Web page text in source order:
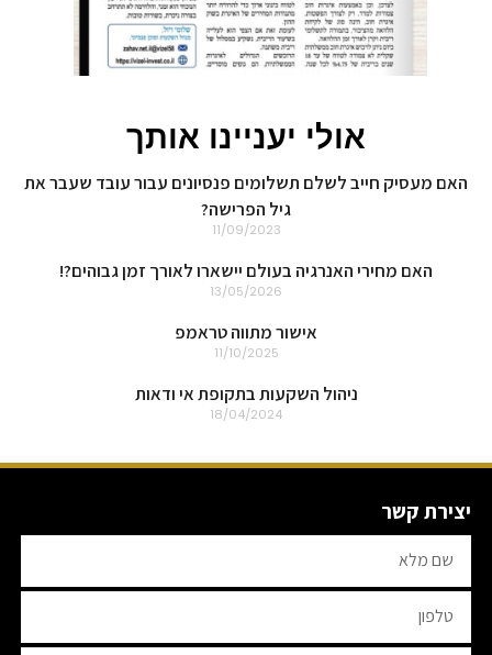
אולי יעניינו אותך
האם מעסיק חייב לשלם תשלומים פנסיונים עבור עובד שעבר את
גיל הפרישה?
11/09/2023
האם מחירי האנרגיה בעולם יישארו לאורך זמן גבוהים?!
13/05/2026
אישור מתווה טראמפ
11/10/2025
ניהול השקעות בתקופת אי ודאות
18/04/2024
יצירת קשר